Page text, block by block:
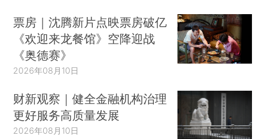
票房｜沈腾新片点映票房破亿
《欢迎来龙餐馆》空降迎战
《奥德赛》
2026年08月10日
财新观察｜健全金融机构治理
更好服务高质量发展
2026年08月10日